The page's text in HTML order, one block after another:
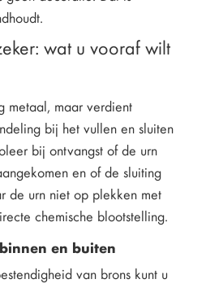
wat u vooraf wilt
metaal, maar verdient
bij het vullen en sluiten
bij ontvangst of de urn
en of de sluiting
de urn niet op plekken met
chemische blootstelling.
en buiten
van brons kunt u